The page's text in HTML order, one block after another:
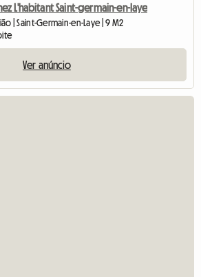
L'habitant Saint-germain-en-laye
| Saint-Germain-en-Laye | 9 M2
Ver anúncio